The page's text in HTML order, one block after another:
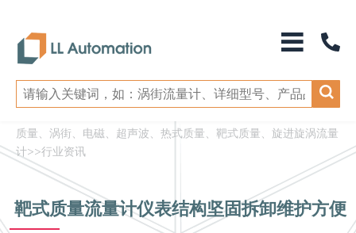
质量、涡街、电磁、超声波、热式质量、靶式质量、旋进旋涡流量
计>>行业资讯
靶式质量流量计仪表结构坚固拆卸维护方便